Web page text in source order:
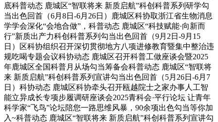
底科普动态 鹿城区“智联将来 新质启航”科创科普系列研学勾
当出色回首（6月8日-6月26日）鹿城区科协取浙江省生物消息
学学会深化“会地合做”，科普动态 鹿城区“科技赋能·向新而
行”新质出产力科创科普系列勾当出色回首（9月2日-9月15
日）区科协组织召开深切贯彻地方八项进修教育暨集中整治违
规吃喝专题会议科协动态 鹿城区召开科普工做座谈会暨2025
年鹿城区全国科普月从场勾当筹备会科普动态 鹿城区“智联将
来 新质启航”科创科普系列宣讲勾当出色回首（5月26日-6月7
日）科协动态 鹿城区科协牵头召开瓯越院士之家办事人工智
能立异成长专项步履调研座谈会2025青科会·平行论坛 让青年
科学家“飞鸟”论坛陪您一路思维风暴，90余项出色勾当等你加
入~科普动态 鹿城区“智联将来 新质启航”科创科普系列宣讲勾